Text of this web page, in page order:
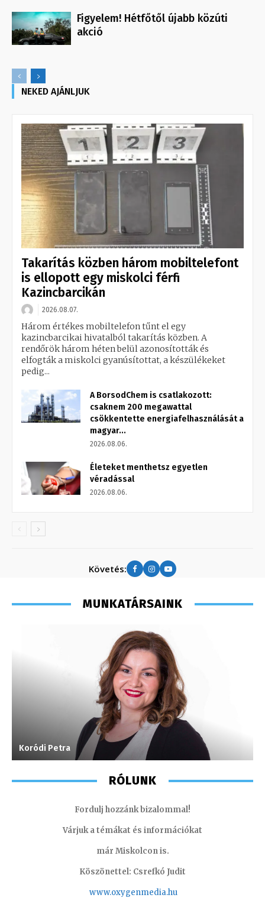
Figyelem! Hétfőtől újabb közúti
akció
NEKED AJÁNLJUK
Takarítás közben három mobiltelefont
is ellopott egy miskolci férfi
Kazincbarcikán
2026.08.07.
Három értékes mobiltelefon tűnt el egy
kazincbarcikai hivatalból takarítás közben. A
rendőrök három héten belül azonosították és
elfogták a miskolci gyanúsítottat, a készülékeket
pedig...
A BorsodChem is csatlakozott:
csaknem 200 megawattal
csökkentette energiafelhasználását a
magyar...
2026.08.06.
Életeket menthetsz egyetlen
véradással
2026.08.06.
Követés:
MUNKATÁRSAINK
Koródi Petra
RÓLUNK
Fordulj hozzánk bizalommal!
Várjuk a témákat és információkat
már Miskolcon is.
Köszönettel: Csrefkó Judit
www.oxygenmedia.hu